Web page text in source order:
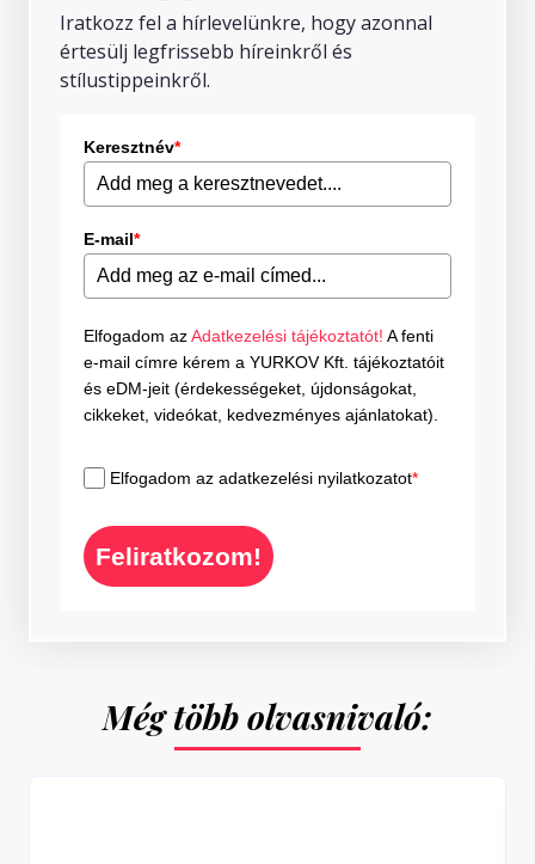
Iratkozz fel a hírlevelünkre, hogy azonnal
értesülj legfrissebb híreinkről és
stílustippeinkről.
Keresztnév*
E-mail*
Elfogadom azAdatkezelési tájékoztatót! A fenti
e-mail címre kérem a YURKOV Kft. tájékoztatóit
és eDM-jeit (érdekességeket, újdonságokat,
cikkeket, videókat, kedvezményes ajánlatokat).
Elfogadom az adatkezelési nyilatkozatot*
Feliratkozom!
Még több olvasnivaló: